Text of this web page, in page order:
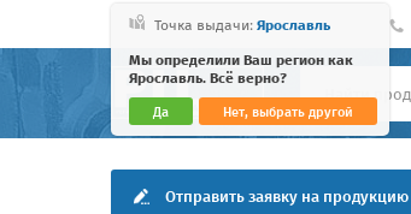
Точка выдачи: Ярославль
Мы определили Ваш регион как
Ярославль. Всё верно?
Да Нет, выбрать другой
Отправить заявку на продукцию